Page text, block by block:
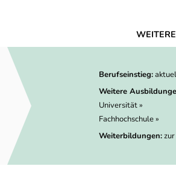
Berufseinstieg:
Weitere
Universität »
Fachhochschule »
Weiterbildungen: